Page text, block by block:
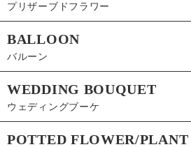
プリザーブドフラワー
BALLOON
バルーン
WEDDING BOUQUET
ウェディングブーケ
POTTED FLOWER/PLANT